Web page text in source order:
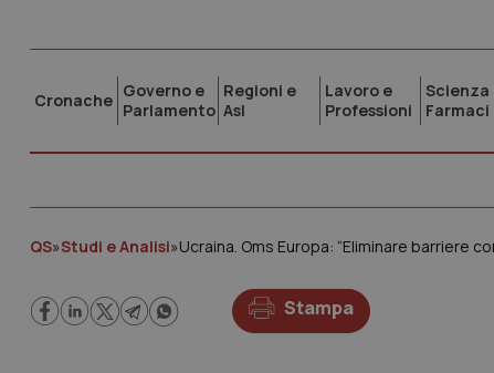
Cronache Governo e
Parlamento
Regioni e
Asl
Lavoro e
Professioni
Scienza
Farmaci
QS»Studi e Analisi»Ucraina. Oms Europa: “Eliminare barriere
Stampa